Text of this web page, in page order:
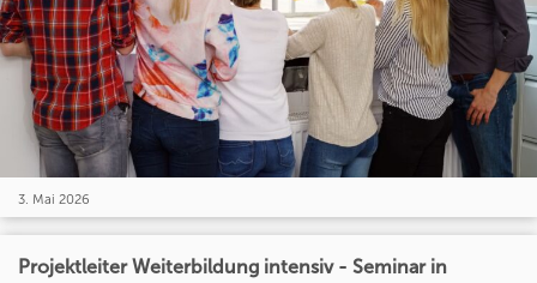
3. Mai 2026
Projektleiter Weiterbildung intensiv - Seminar in